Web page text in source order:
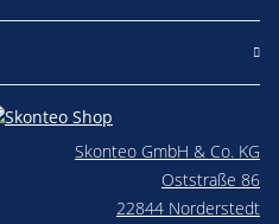
Skonteo GmbH & Co. KG
Oststraße 86
22844 Norderstedt